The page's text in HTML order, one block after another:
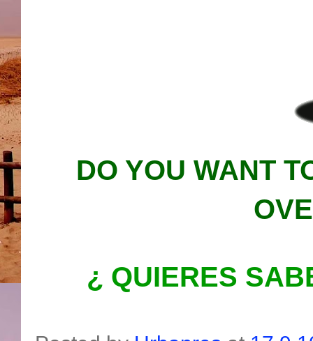
DO YOU WANT
¿ QUIERES